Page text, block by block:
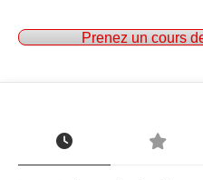
Prenez un cours